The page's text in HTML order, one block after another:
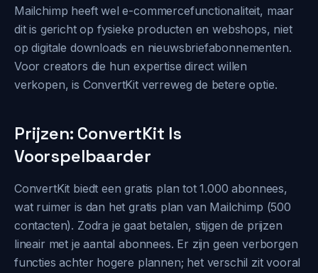
Mailchimp heeft wel e-commercefunctionaliteit, maar
dit is gericht op fysieke producten en webshops, niet
op digitale downloads en nieuwsbriefabonnementen.
Voor creators die hun expertise direct willen
verkopen, is ConvertKit verreweg de betere optie.
Prijzen: ConvertKit Is
Voorspelbaarder
ConvertKit biedt een gratis plan tot 1.000 abonnees,
wat ruimer is dan het gratis plan van Mailchimp (500
contacten). Zodra je gaat betalen, stijgen de prijzen
lineair met je aantal abonnees. Er zijn geen verborgen
functies achter hogere plannen; het verschil zit vooral